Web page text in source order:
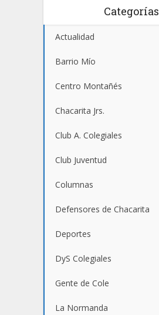
Categorías
Actualidad
Barrio Mío
Centro Montañés
Chacarita Jrs.
Club A. Colegiales
Club Juventud
Columnas
Defensores de Chacarita
Deportes
DyS Colegiales
Gente de Cole
La Normanda